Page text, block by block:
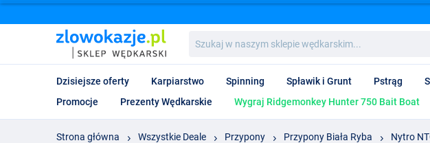
w
naszym
wędkarskim...
Dzisiejsze oferty Karpiarstwo Spinning Spławik i Grunt Pstrąg
Promocje
Prezenty Wędkarskie Wygraj Ridgemonkey Hunter 750 Bait Boat
Strona główna Wszystkie Deale Przypony Przypony Biała Ryba
Nytro